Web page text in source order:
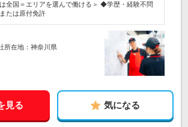
全国＝エリアを選んで働ける＞ ◆学歴・経験不問
たは原付免許
所在地：神奈川県
見る 気になる